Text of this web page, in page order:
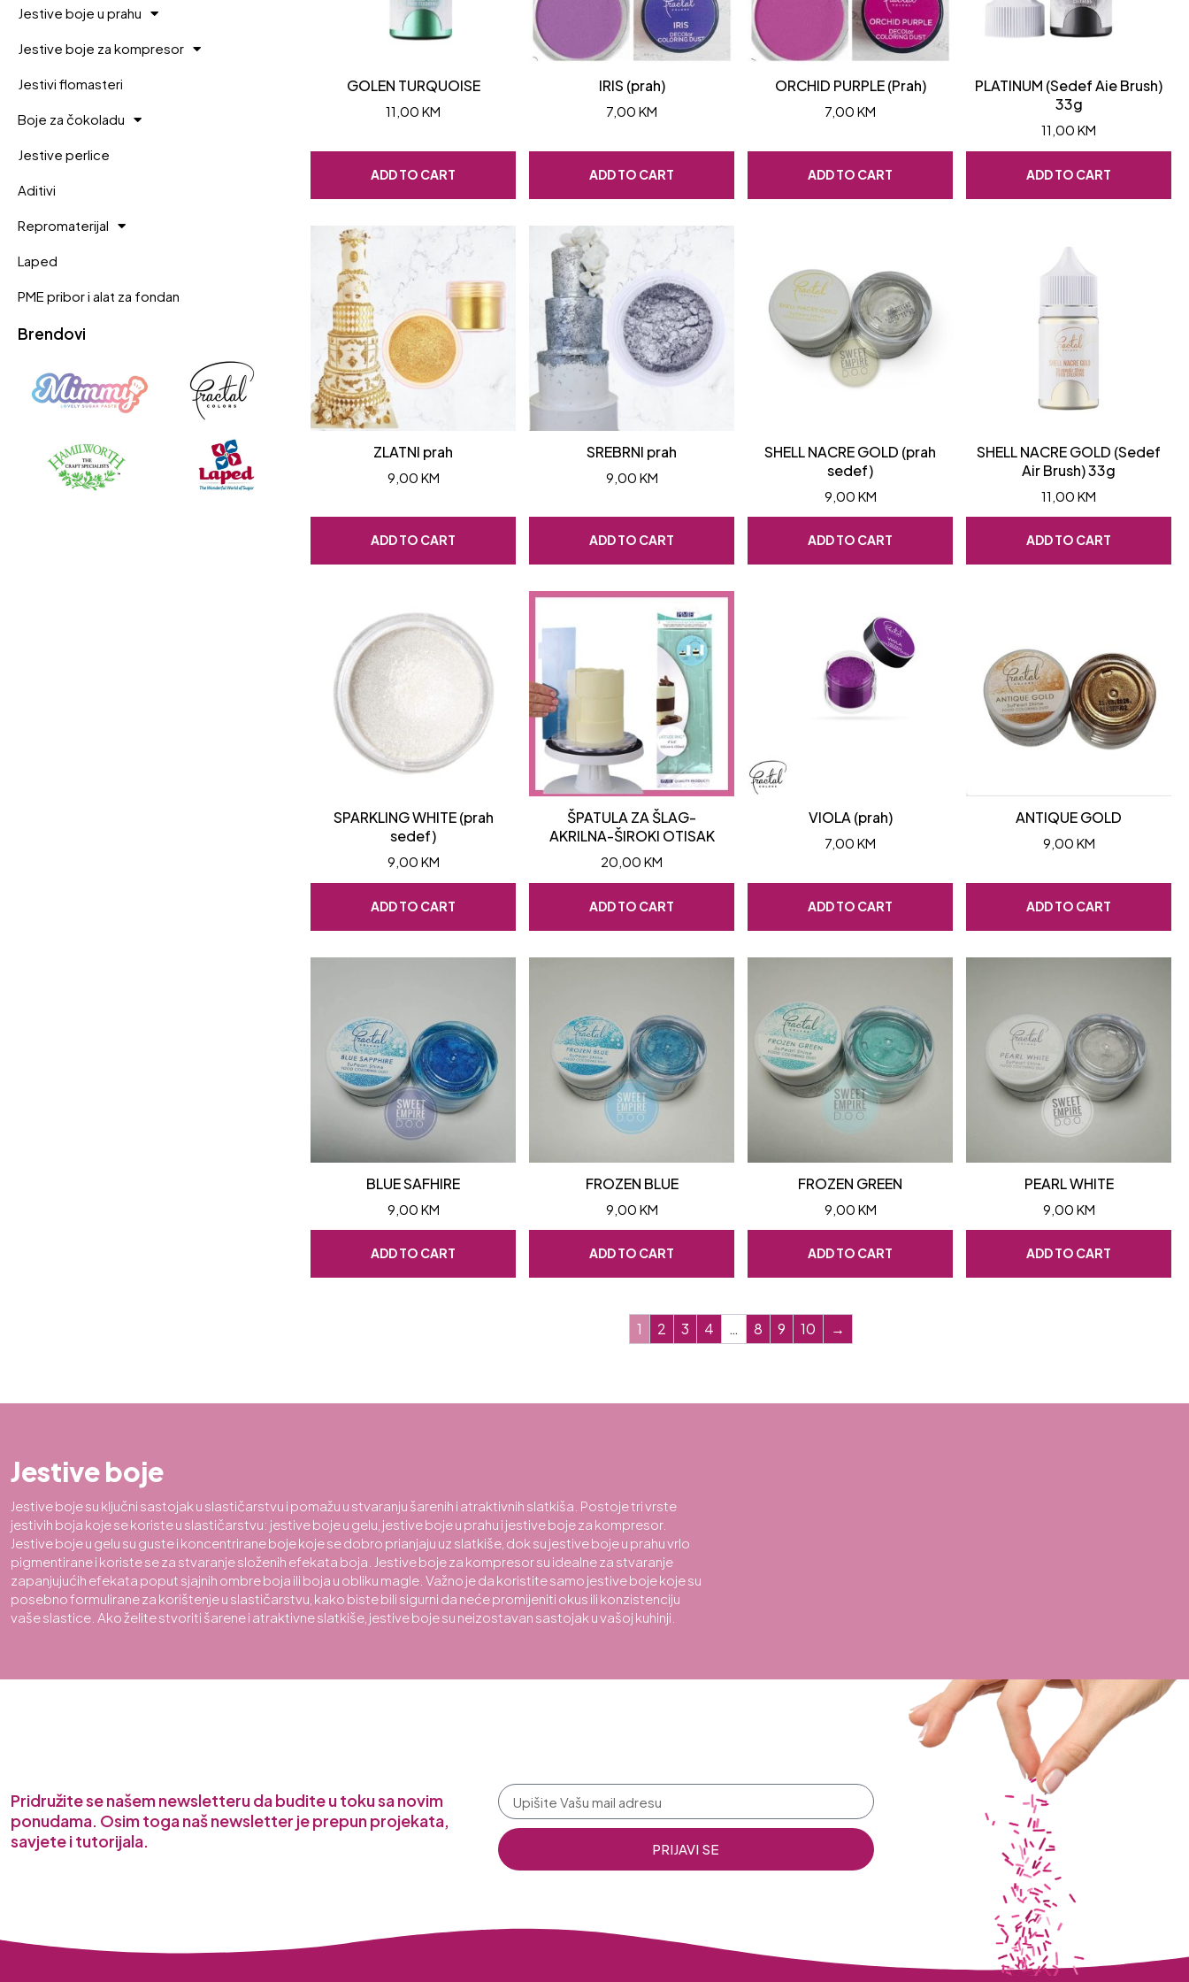
Jestive boje u prahu
Jestive boje za kompresor
Jestivi flomasteri
Boje za čokoladu
Jestive perlice
Aditivi
Repromaterijal
Laped
PME pribor i alat za fondan
Brendovi
GOLEN TURQUOISE
11,00 KM
ADD TO CART
IRIS (prah)
7,00 KM
ADD TO CART
ORCHID PURPLE (Prah)
7,00 KM
ADD TO CART
PLATINUM (Sedef Aie Brush)
33g
11,00 KM
ADD TO CART
ZLATNI prah
9,00 KM
ADD TO CART
SREBRNI prah
9,00 KM
ADD TO CART
SHELL NACRE GOLD (prah
sedef)
9,00 KM
ADD TO CART
SHELL NACRE GOLD (Sedef
Air Brush) 33g
11,00 KM
ADD TO CART
SPARKLING WHITE (prah
sedef)
9,00 KM
ADD TO CART
ŠPATULA ZA ŠLAG-
AKRILNA-ŠIROKI OTISAK
20,00 KM
ADD TO CART
VIOLA (prah)
7,00 KM
ADD TO CART
ANTIQUE GOLD
9,00 KM
ADD TO CART
BLUE SAFHIRE
9,00 KM
ADD TO CART
FROZEN BLUE
9,00 KM
ADD TO CART
FROZEN GREEN
9,00 KM
ADD TO CART
PEARL WHITE
9,00 KM
ADD TO CART
1 2 3 4 … 8 9 10 →
Jestive boje
Jestive boje su ključni sastojak u slastičarstvu i pomažu u stvaranju šarenih i atraktivnih slatkiša. Postoje tri vrste
jestivih boja koje se koriste u slastičarstvu: jestive boje u gelu, jestive boje u prahu i jestive boje za kompresor.
Jestive boje u gelu su guste i koncentrirane boje koje se dobro prianjaju uz slatkiše, dok su jestive boje u prahu vrlo
pigmentirane i koriste se za stvaranje složenih efekata boja. Jestive boje za kompresor su idealne za stvaranje
zapanjujućih efekata poput sjajnih ombre boja ili boja u obliku magle. Važno je da koristite samo jestive boje koje su
posebno formulirane za korištenje u slastičarstvu, kako biste bili sigurni da neće promijeniti okus ili konzistenciju
vaše slastice. Ako želite stvoriti šarene i atraktivne slatkiše, jestive boje su neizostavan sastojak u vašoj kuhinji.
Pridružite se našem newsletteru da budite u toku sa novim
ponudama. Osim toga naš newsletter je prepun projekata,
savjete i tutorijala.
PRIJAVI SE